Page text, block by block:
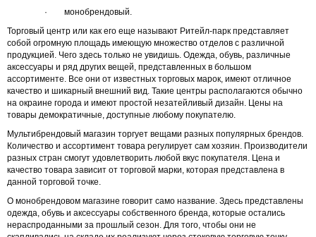
· монобрендовый.
Торговый центр или как его еще называют Ритейл-парк представляет
собой огромную площадь имеющую множество отделов с различной
продукцией. Чего здесь только не увидишь. Одежда, обувь, различные
аксессуары и ряд других вещей, представленных в большом
ассортименте. Все они от известных торговых марок, имеют отличное
качество и шикарный внешний вид. Такие центры располагаются обычно
на окраине города и имеют простой незатейливый дизайн. Цены на
товары демократичные, доступные любому покупателю.
Мультибрендовый магазин торгует вещами разных популярных брендов.
Количество и ассортимент товара регулирует сам хозяин. Производители
разных стран смогут удовлетворить любой вкус покупателя. Цена и
качество товара зависит от торговой марки, которая представлена в
данной торговой точке.
О монобрендовом магазине говорит само название. Здесь представлены
одежда, обувь и аксессуары собственного бренда, которые остались
нераспроданными за прошлый сезон. Для того, чтобы они не